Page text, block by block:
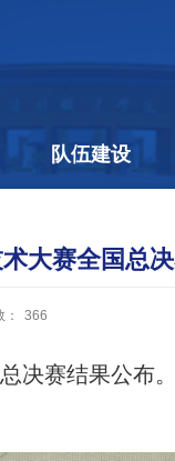
队伍建设
大赛全国总
366
赛结果公布